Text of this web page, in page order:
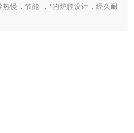
热慢，节能 ，*的炉膛设计，经久耐